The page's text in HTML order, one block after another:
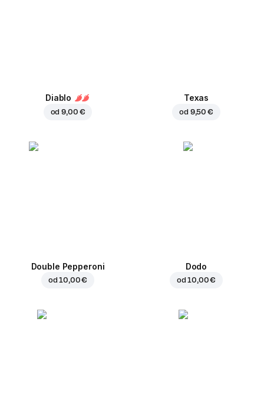
Diablo
od9,00 €
Texas
od 9,50 €
Double Pepperoni
od10,00 €
Dodo
od10,00 €